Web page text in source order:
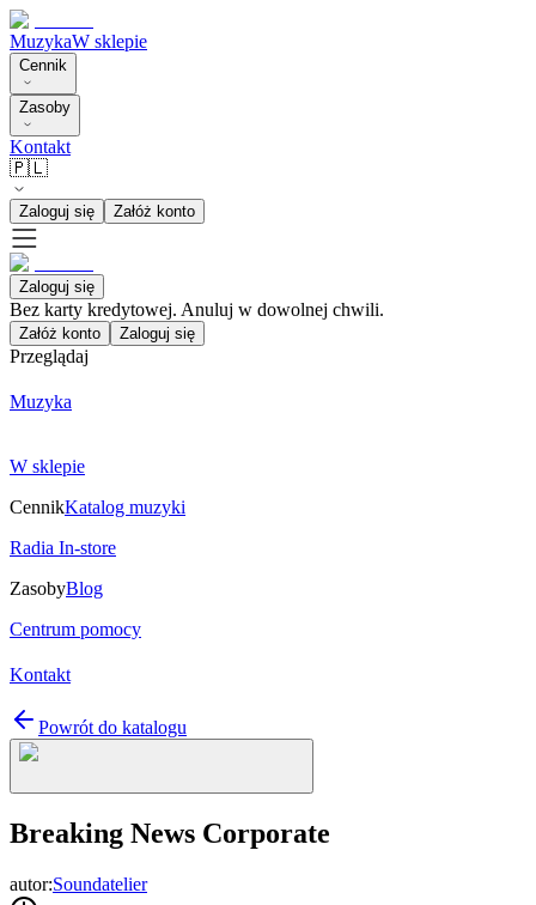
MuzykaW sklepie
Cennik
Zasoby
Kontakt
🇵🇱
Zaloguj się Załóż konto
Zaloguj się
Bez karty kredytowej. Anuluj w dowolnej chwili.
Załóż konto Zaloguj się
Przeglądaj
Muzyka
W sklepie
CennikKatalog muzyki
Radia In-store
ZasobyBlog
Centrum pomocy
Kontakt
Powrót do katalogu
Breaking News Corporate
autor:Soundatelier